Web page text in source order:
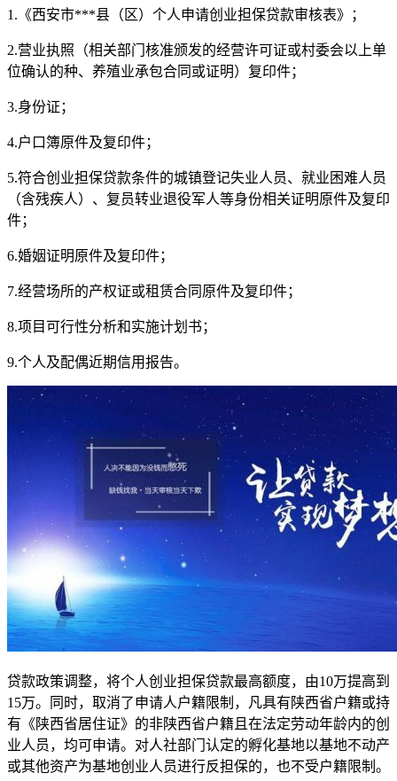
1.《西安市***县（区）个人申请创业担保贷款审核表》；
2.营业执照（相关部门核准颁发的经营许可证或村委会以上单
位确认的种、养殖业承包合同或证明）复印件；
3.身份证；
4.户口簿原件及复印件；
5.符合创业担保贷款条件的城镇登记失业人员、就业困难人员
（含残疾人）、复员转业退役军人等身份相关证明原件及复印
件；
6.婚姻证明原件及复印件；
7.经营场所的产权证或租赁合同原件及复印件；
8.项目可行性分析和实施计划书；
9.个人及配偶近期信用报告。
贷款政策调整，将个人创业担保贷款最高额度，由10万提高到
15万。同时，取消了申请人户籍限制，凡具有陕西省户籍或持
有《陕西省居住证》的非陕西省户籍且在法定劳动年龄内的创
业人员，均可申请。对人社部门认定的孵化基地以基地不动产
或其他资产为基地创业人员进行反担保的，也不受户籍限制。